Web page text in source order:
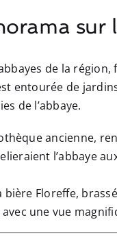
sur
de la
entourée de
de l’abbaye.
ancienne,
l’abbaye
Floreffe,
une vue